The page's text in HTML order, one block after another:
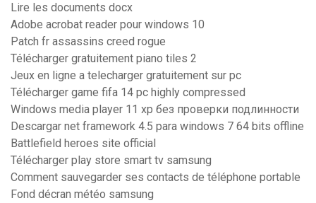
Lire les documents docx
Adobe acrobat reader pour windows 10
Patch fr assassins creed rogue
Télécharger gratuitement piano tiles 2
Jeux en ligne a telecharger gratuitement sur pc
Télécharger game fifa 14 pc highly compressed
Windows media player 11 xp без проверки подлинности
Descargar net framework 4.5 para windows 7 64 bits offline
Battlefield heroes site official
Télécharger play store smart tv samsung
Comment sauvegarder ses contacts de téléphone portable
Fond décran météo samsung